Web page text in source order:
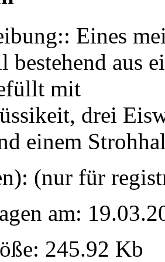
Eines
bestehend aus
mit
drei
einem
(nur für
am:
245.92 Kb